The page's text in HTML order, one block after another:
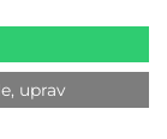
Fi 6E, která
průmyslovém
energeticky
snímač čárových
uprav